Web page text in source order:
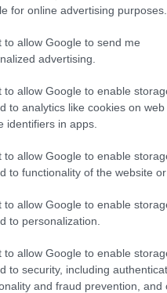
for online advertising purposes.
to allow Google to send me
advertising.
to allow Google to enable
to analytics like cookies on
identifiers in apps.
to allow Google to enable
to functionality of the website or
to allow Google to enable
to personalization.
to allow Google to enable
to security, including
and fraud prevention, and